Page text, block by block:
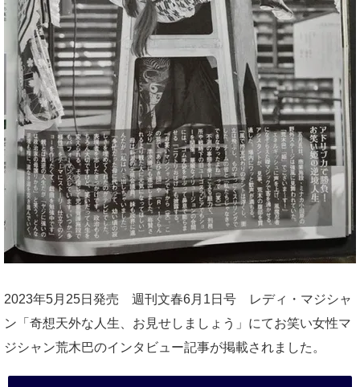
2023年5月25日発売 週刊文春6月1日号 レディ・マジシャ
ン「奇想天外な人生、お見せしましょう」にてお笑い女性マ
ジシャン荒木巴のインタビュー記事が掲載されました。